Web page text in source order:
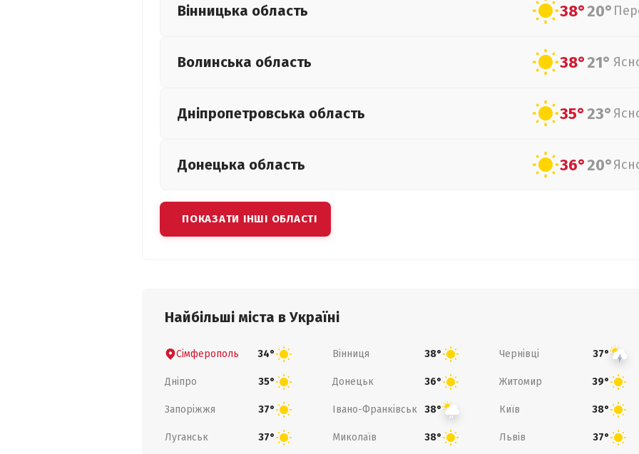
Вінницька область 38°20°
Волинська область 38°21°
Дніпропетровська область 35°23°
Донецька область 36°20°
ПОКАЗАТИ ІНШІ ОБЛАСТІ
Найбільші міста в Україні
Сімферополь 34° Вінниця 38° Чернівці 37°
Дніпро 35° Донецьк 36° Житомир 39°
Запоріжжя 37° Івано-Франківськ 38° Київ 38°
Луганськ 37° Миколаїв 38° Львів 37°